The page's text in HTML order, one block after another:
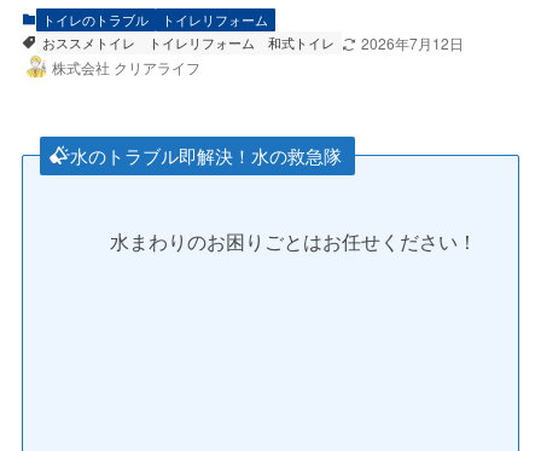
トイレのトラブル
トイレリフォーム
おススメトイレ
トイレリフォーム 和式トイレ
2026年7月12日
株式会社 クリアライフ
水のトラブル即解決！水の救急隊
水まわりのお困りごとはお任せください！